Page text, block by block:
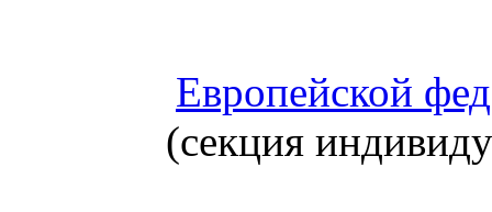
Европейской
(секция